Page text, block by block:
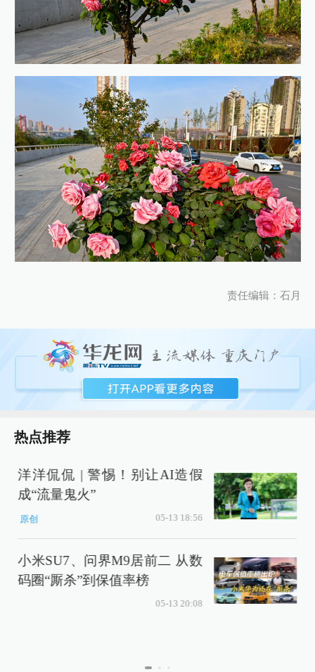
责任编辑：石月
热点推荐
洋洋侃侃 | 警惕！别让AI造假
成“流量鬼火”
原创 05-13 18:56
小米SU7、问界M9居前二 从数
码圈“厮杀”到保值率榜
05-13 20:08